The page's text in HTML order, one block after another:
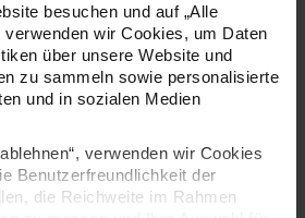
besuchen und auf „Alle
wir Cookies, um Daten
über unsere Website und
zu sammeln sowie personalisierte
und in sozialen Medien
verwenden wir Cookies
Benutzerfreundlichkeit der
die Reichweite im Rahmen
Sie viele tolle Farben, z.B. auch
Auch die aktuell trendigen
mit 0,8 mm Strichbreite